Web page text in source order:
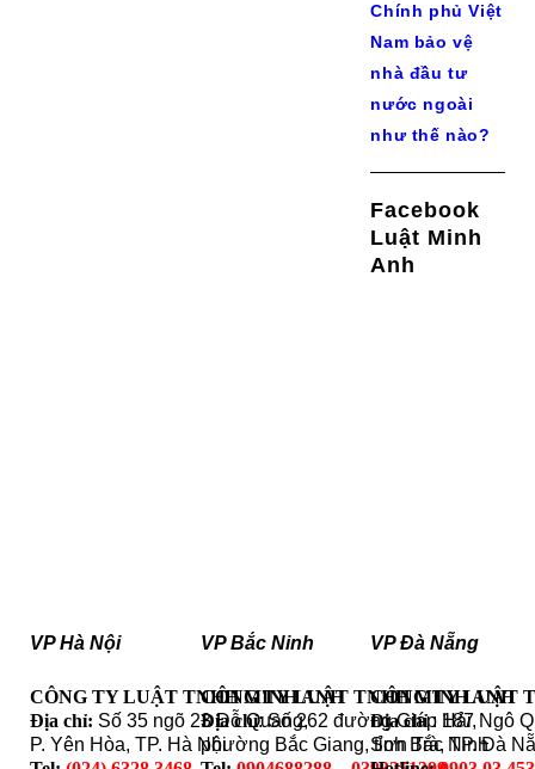
Chính phủ Việt
Nam bảo vệ
nhà đầu tư
nước ngoài
như thế nào?
Facebook
Luật Minh
Anh
VP Hà Nội
CÔNG TY LUẬT TNHH MINH ANH
Địa chỉ: Số 35 ngõ 23 Đỗ Quang,
P. Yên Hòa, TP. Hà Nội
VP Bắc Ninh
CÔNG TY LUẬT TNHH MINH ANH
Địa chỉ: Số 262 đường Giáp Hải,
phường Bắc Giang, tỉnh Bắc Ninh
VP Đà Nẵng
CÔNG TY LUẬT
Địa chỉ: 187 Ngô
Sơn Trà, TP. Đà